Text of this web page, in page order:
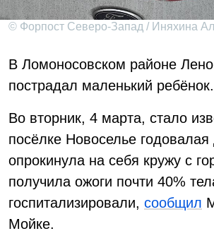
© Форпост Северо-Запад / Иняхина
В Ломоносовском районе
пострадал маленький ребёнок.
Во вторник, 4 марта, стало
посёлке Новоселье годовалая
опрокинула на себя кружу с
получила ожоги почти 40%
госпитализировали, сообщил
Мойке.